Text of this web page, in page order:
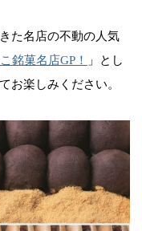
た名店の不動の人気
銘菓名店GP！
」とし
楽しみください。